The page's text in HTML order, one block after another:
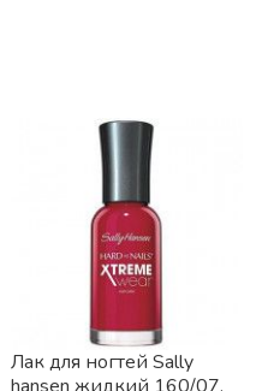
Лак для ногтей Sally